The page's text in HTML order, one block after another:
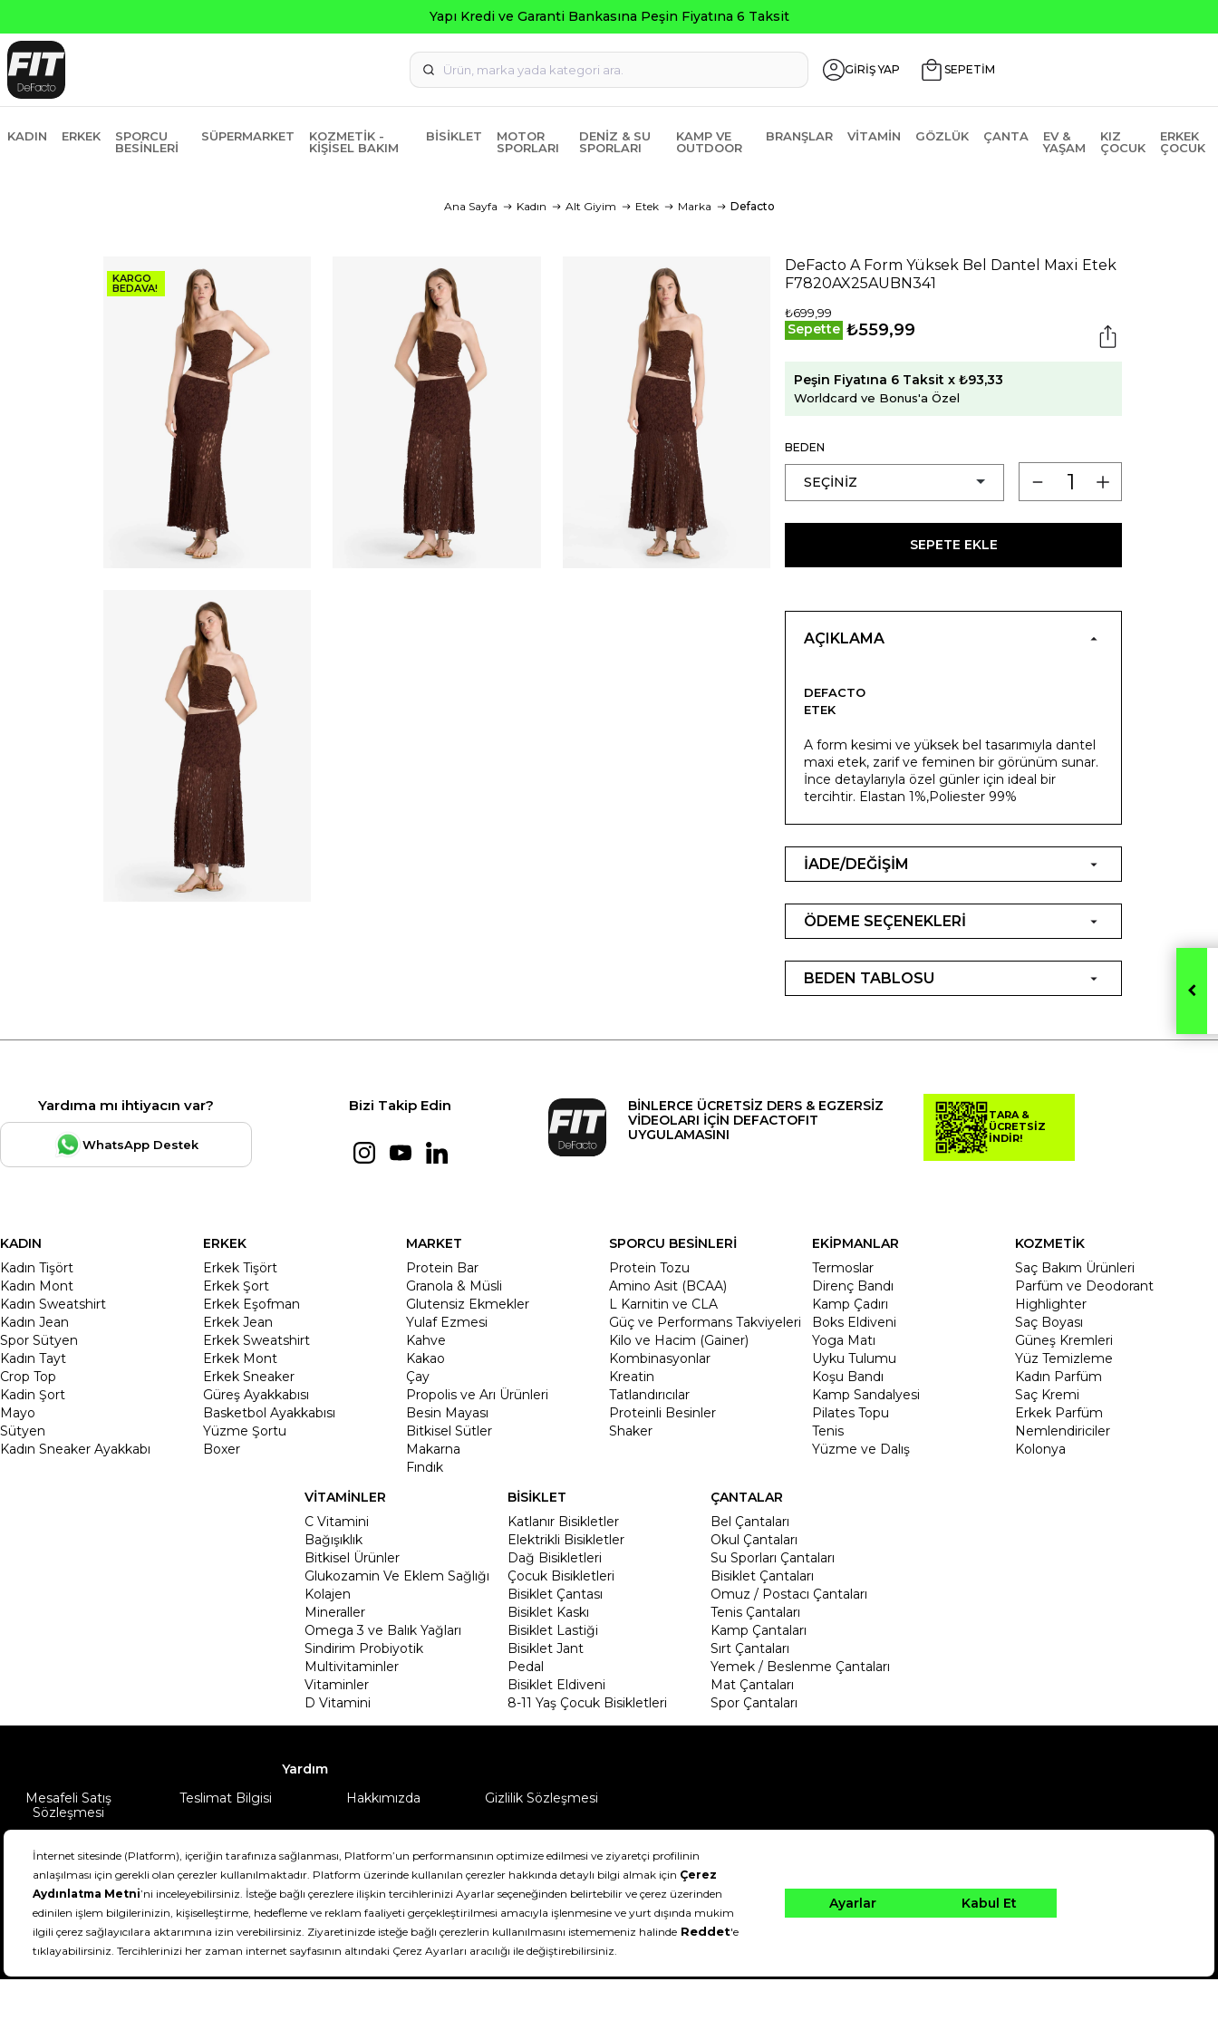
GİRİŞ YAP SEPETİM
KADIN ERKEK
SPORCU
BESINLERI
SÜPERMARKET
KOZMETIK -
KIŞISEL BAKIM
BISIKLET
MOTOR
SPORLARI
DENIZ & SU
SPORLARI
KAMP VE
OUTDOOR
BRANŞLAR VITAMIN GÖZLÜK ÇANTA
EV &
YAŞAM
KIZ
ÇOCUK
ERKEK
ÇOCUK
Ana Sayfa Kadın Alt Giyim Etek Marka Defacto
KARGO
BEDAVA!
DeFacto A Form Yüksek Bel Dantel Maxi Etek
F7820AX25AUBN341
₺699,99
Sepette ₺559,99
Peşin Fiyatına 6 Taksit x ₺93,33
Worldcard ve Bonus'a Özel
BEDEN
SEPETE EKLE
AÇIKLAMA
DEFACTO
ETEK
A form kesimi ve yüksek bel tasarımıyla dantel
maxi etek, zarif ve feminen bir görünüm sunar.
İnce detaylarıyla özel günler için ideal bir
tercihtir. Elastan 1%,Poliester 99%
İADE/DEĞİŞİM
ÖDEME SEÇENEKLERİ
BEDEN TABLOSU
Yardıma mı ihtiyacın var?
WhatsApp Destek
Bizi Takip Edin
BİNLERCE ÜCRETSİZ DERS & EGZERSİZ
VİDEOLARI İÇİN DEFACTOFIT
UYGULAMASINI
TARA &
ÜCRETSİZ
İNDİR!
KADIN
Kadın Tişört
Kadın Mont
Kadın Sweatshirt
Kadın Jean
Spor Sütyen
Kadın Tayt
Crop Top
Kadin Şort
Mayo
Sütyen
Kadın Sneaker Ayakkabı
ERKEK
Erkek Tişört
Erkek Şort
Erkek Eşofman
Erkek Jean
Erkek Sweatshirt
Erkek Mont
Erkek Sneaker
Güreş Ayakkabısı
Basketbol Ayakkabısı
Yüzme Şortu
Boxer
MARKET
Protein Bar
Granola & Müsli
Glutensiz Ekmekler
Yulaf Ezmesi
Kahve
Kakao
Çay
Propolis ve Arı Ürünleri
Besin Mayası
Bitkisel Sütler
Makarna
Fındık
SPORCU BESİNLERİ
Protein Tozu
Amino Asit (BCAA)
L Karnitin ve CLA
Güç ve Performans Takviyeleri
Kilo ve Hacim (Gainer)
Kombinasyonlar
Kreatin
Tatlandırıcılar
Proteinli Besinler
Shaker
EKİPMANLAR
Termoslar
Direnç Bandı
Kamp Çadırı
Boks Eldiveni
Yoga Matı
Uyku Tulumu
Koşu Bandı
Kamp Sandalyesi
Pilates Topu
Tenis
Yüzme ve Dalış
KOZMETİK
Saç Bakım Ürünleri
Parfüm ve Deodorant
Highlighter
Saç Boyası
Güneş Kremleri
Yüz Temizleme
Kadın Parfüm
Saç Kremi
Erkek Parfüm
Nemlendiriciler
Kolonya
VİTAMİNLER
C Vitamini
Bağışıklık
Bitkisel Ürünler
Glukozamin Ve Eklem Sağlığı
Kolajen
Mineraller
Omega 3 ve Balık Yağları
Sindirim Probiyotik
Multivitaminler
Vitaminler
D Vitamini
BİSİKLET
Katlanır Bisikletler
Elektrikli Bisikletler
Dağ Bisikletleri
Çocuk Bisikletleri
Bisiklet Çantası
Bisiklet Kaskı
Bisiklet Lastiği
Bisiklet Jant
Pedal
Bisiklet Eldiveni
8-11 Yaş Çocuk Bisikletleri
ÇANTALAR
Bel Çantaları
Okul Çantaları
Su Sporları Çantaları
Bisiklet Çantaları
Omuz / Postacı Çantaları
Tenis Çantaları
Kamp Çantaları
Sırt Çantaları
Yemek / Beslenme Çantaları
Mat Çantaları
Spor Çantaları
Yardım
Mesafeli Satış
Sözleşmesi
Teslimat Bilgisi Hakkımızda Gizlilik Sözleşmesi
DeFactoFIT ©️ 2022-2026. Tüm hakları saklıdır.